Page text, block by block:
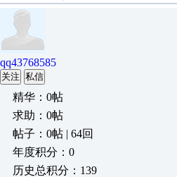
qq43768585
关注 私信
精华：0帖
求助：0帖
帖子：0帖 | 64回
年度积分：0
历史总积分：139